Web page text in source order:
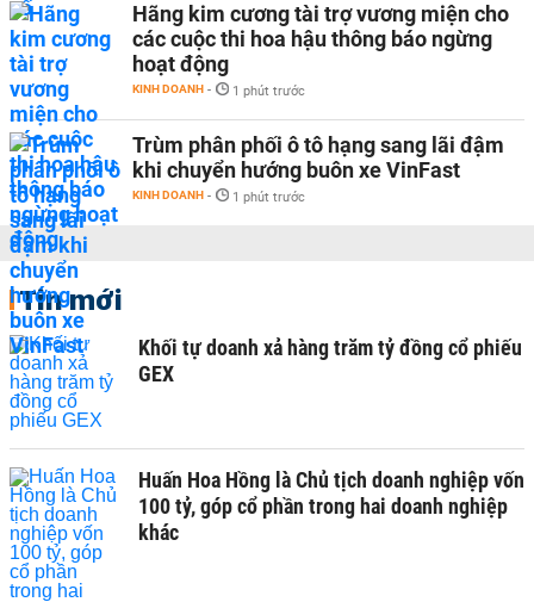
Hãng kim cương tài trợ vương miện cho
các cuộc thi hoa hậu thông báo ngừng
hoạt động
KINH DOANH - 1 phút trước
Trùm phân phối ô tô hạng sang lãi đậm
khi chuyển hướng buôn xe VinFast
KINH DOANH - 1 phút trước
Tin mới
Khối tự doanh xả hàng trăm tỷ đồng cổ phiếu
GEX
Huấn Hoa Hồng là Chủ tịch doanh nghiệp vốn
100 tỷ, góp cổ phần trong hai doanh nghiệp
khác